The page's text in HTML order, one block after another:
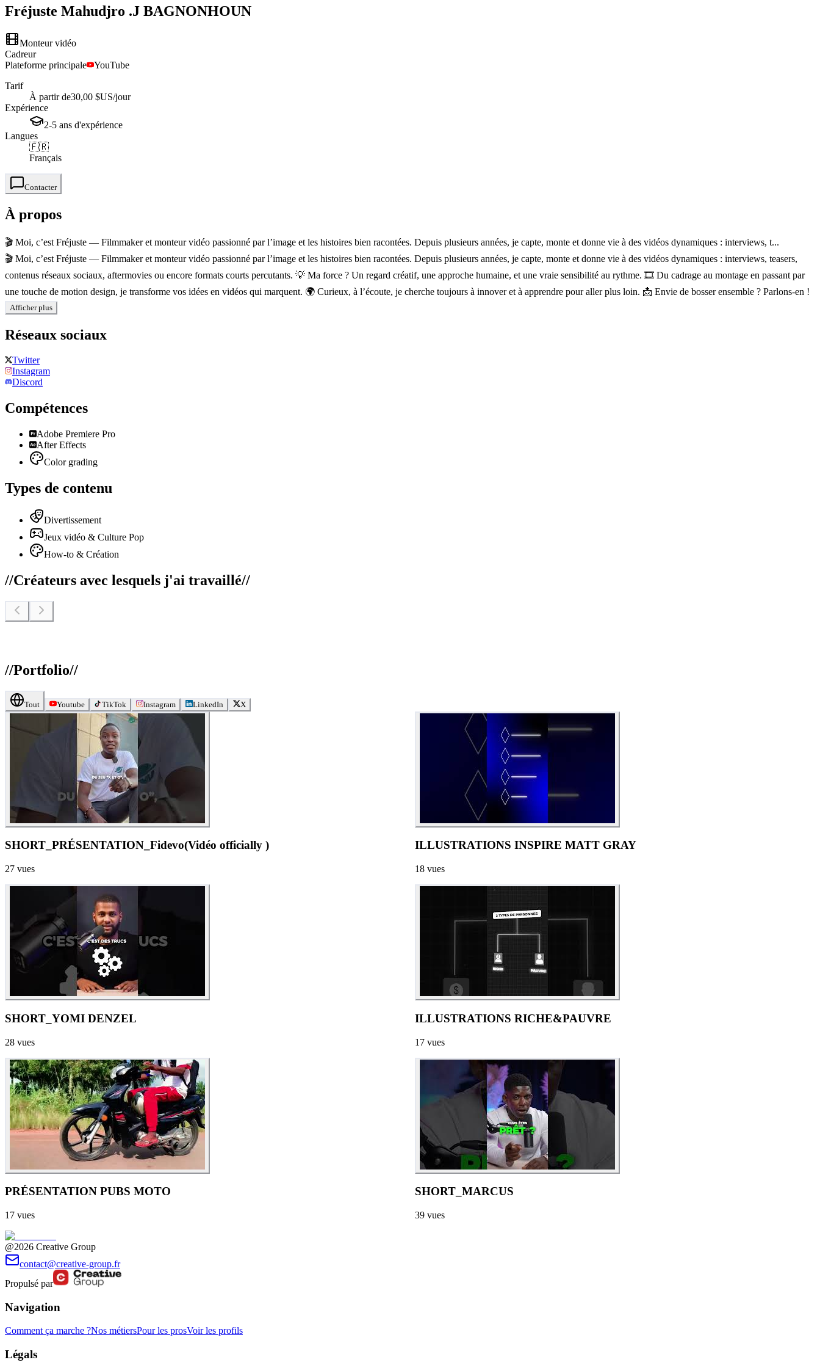
Fréjuste Mahudjro .J BAGNONHOUN
Monteur vidéo
Cadreur
Plateforme principale
YouTube
Tarif
À partir de30,00 $US/jour
Expérience
2-5 ans d'expérience
Langues
🇫🇷
Français
Contacter
À propos
🎬 Moi, c’est Fréjuste — Filmmaker et monteur vidéo passionné par l’image et les histoires bien racontées. Depuis plusieurs années, je capte, monte et donne vie à des vidéos dynamiques : interviews, t...
🎬 Moi, c’est Fréjuste — Filmmaker et monteur vidéo passionné par l’image et les histoires bien racontées. Depuis plusieurs années, je capte, monte et donne vie à des vidéos dynamiques : interviews, teasers,
contenus réseaux sociaux, aftermovies ou encore formats courts percutants. 💡 Ma force ? Un regard créatif, une approche humaine, et une vraie sensibilité au rythme. 🎞️ Du cadrage au montage en passant par
une touche de motion design, je transforme vos idées en vidéos qui marquent. 🌍 Curieux, à l’écoute, je cherche toujours à innover et à apprendre pour aller plus loin. 📩 Envie de bosser ensemble ? Parlons-en !
Afficher plus
Réseaux sociaux
Twitter
Instagram
Discord
Compétences
Adobe Premiere Pro
After Effects
Color grading
Types de contenu
Divertissement
Jeux vidéo & Culture Pop
How-to & Création
//Créateurs avec lesquels j'ai travaillé//
//Portfolio//
Tout Youtube TikTok Instagram LinkedIn X
SHORT_PRÉSENTATION_Fidevo(Vidéo officially )
27 vues
SHORT_YOMI DENZEL
28 vues
PRÉSENTATION PUBS MOTO
17 vues
ILLUSTRATIONS INSPIRE MATT GRAY
18 vues
ILLUSTRATIONS RICHE&PAUVRE
17 vues
SHORT_MARCUS
39 vues
@2026 Creative Group
contact@creative-group.fr
Propulsé par
Navigation
Comment ça marche ?Nos métiersPour les prosVoir les profils
Légals